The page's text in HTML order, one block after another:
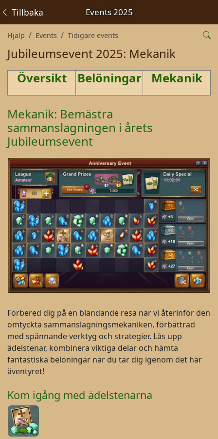
Events 2025
Tillbaka
Hjälp Events Tidigare events
Jubileumsevent 2025: Mekanik
Översikt
Belöningar Mekanik
Mekanik: Bemästra
sammanslagningen i årets
Jubileumsevent
Förbered dig på en bländande resa när vi återinför den
omtyckta sammanslagningsmekaniken, förbättrad
med spännande verktyg och strategier. Lås upp
ädelstenar, kombinera viktiga delar och hämta
fantastiska belöningar när du tar dig igenom det här
äventyret!
Kom igång med ädelstenarna